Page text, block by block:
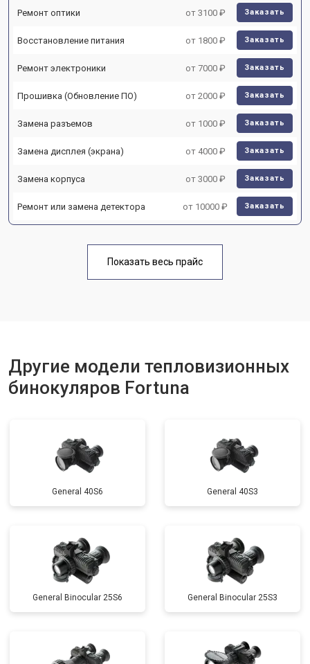
Ремонт оптики от 3100 ₽ Заказать
Восстановление питания от 1800 ₽ Заказать
Ремонт электроники от 7000 ₽ Заказать
Прошивка (Обновление ПО) от 2000 ₽ Заказать
Замена разъемов от 1000 ₽ Заказать
Замена дисплея (экрана) от 4000 ₽ Заказать
Замена корпуса от 3000 ₽ Заказать
Ремонт или замена детектора от 10000 ₽ Заказать
Показать весь прайс
Другие модели тепловизионных
бинокуляров Fortuna
General 40S6 General 40S3
General Binocular 25S6 General Binocular 25S3